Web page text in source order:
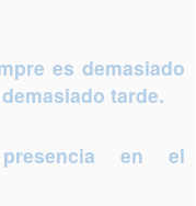
es demasiado
tarde.
en el